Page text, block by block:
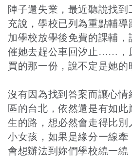
陣子還失業，最近聽說找到
充說，學校已列為重點輔導
加學校放學後免費的課輔
催她去趕公車回汐止……，
買的那一份，說不定是她的
沒有因為找到答案而讓心情
區的台北，依然還是有如此
生的路，想必然會走得比別
小女孩，如果是緣分一線牽
會想辦法到妳們學校繞一繞